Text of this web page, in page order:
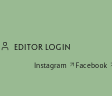
EDITOR LOGIN
Instagram
Facebook